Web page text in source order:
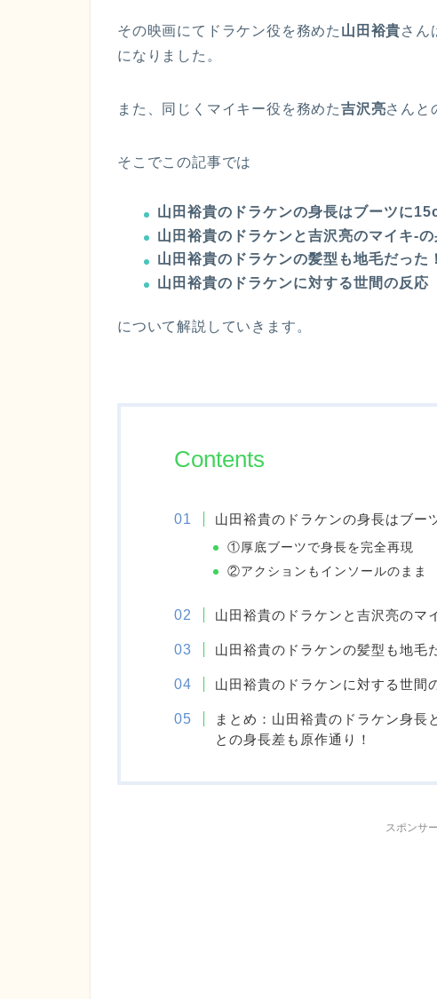
その映画にてドラケン役を務めた 山田裕貴さん
になりました。
また、同じくマイキー役を務めた吉沢亮さんと
そこでこの記事では
山田裕貴のドラケンの身長はブーツに
山田裕貴のドラケンと吉沢亮のマイキ-の
山田裕貴のドラケンの髪型も地毛だった！
山田裕貴のドラケンに対する世間の反応
について解説していきます。
Contents
山田裕貴のドラケンの身長はブー
①厚底ブーツで身長を完全再現
②アクションもインソールのまま
山田裕貴のドラケンと吉沢亮のマ
山田裕貴のドラケンの髪型も地毛
山田裕貴のドラケンに対する世間
まとめ：山田裕貴のドラケン身長
との身長差も原作通り！
スポンサ